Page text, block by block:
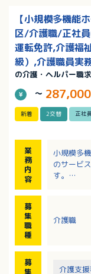
【小規模多機能
区/介護職/正社
運転免許,介護福
級）,介護職員実
の介護・ヘルパー職
～ 287,000
新着 2交替 正社
業
務
内
容
小規模多
のサービ
す。
・外出支
・季節に
募
集
職
種
介護職
募
集
介護支